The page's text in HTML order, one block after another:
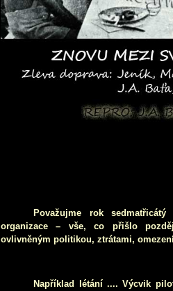
Považujme rok
organizace – vše, co přišlo
ovlivněným politikou, ztrátami,
Například létání .... Výcvik